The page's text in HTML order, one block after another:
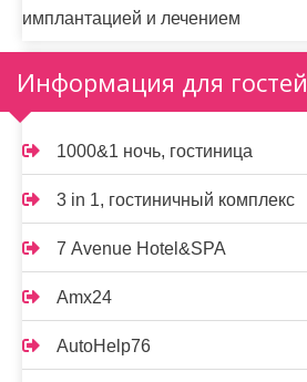
имплантацией и лечением
Информация для гостей
1000&1 ночь, гостиница
3 in 1, гостиничный комплекс
7 Avenue Hotel&SPA
Amx24
AutoHelp76